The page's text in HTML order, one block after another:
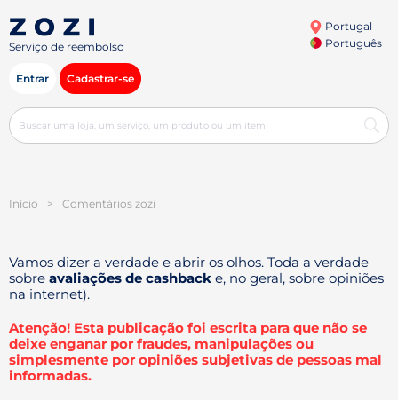
Serviço de reembolso
Portugal
Português
Entrar Cadastrar-se
Início > Comentários zozi
Vamos dizer a verdade e abrir os olhos. Toda a verdade
sobre avaliações de cashback e, no geral, sobre opiniões
na internet).
Atenção! Esta publicação foi escrita para que não se
deixe enganar por fraudes, manipulações ou
simplesmente por opiniões subjetivas de pessoas mal
informadas.